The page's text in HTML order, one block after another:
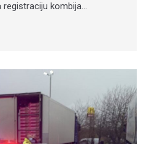
registraciju kombija…